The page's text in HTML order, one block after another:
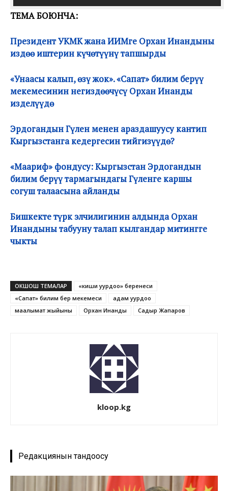
ТЕМА БОЮНЧА:
Президент УКМК жана ИИМге Орхан Инандыны
издөө иштерин күчөтүүнү тапшырды
«Унаасы калып, өзү жок». «Сапат» билим берүү
мекемесинин негиздөөчүсү Орхан Инанды
изделүүдө
Эрдогандын Гүлен менен араздашуусу кантип
Кыргызстанга кедергесин тийгизүүдө?
«Маариф» фондусу: Кыргызстан Эрдогандын
билим берүү тармагындагы Гүленге каршы
согуш талаасына айланды
Бишкекте түрк элчилигинин алдында Орхан
Инандыны табууну талап кылгандар митингге
чыкты
ОКШОШ ТЕМАЛАР
«киши уурдоо» беренеси
«Сапат» билим берүү мекемеси
адам уурдоо
маалымат жыйыны
Орхан Инанды Садыр Жапаров
kloop.kg
Редакциянын тандоосу